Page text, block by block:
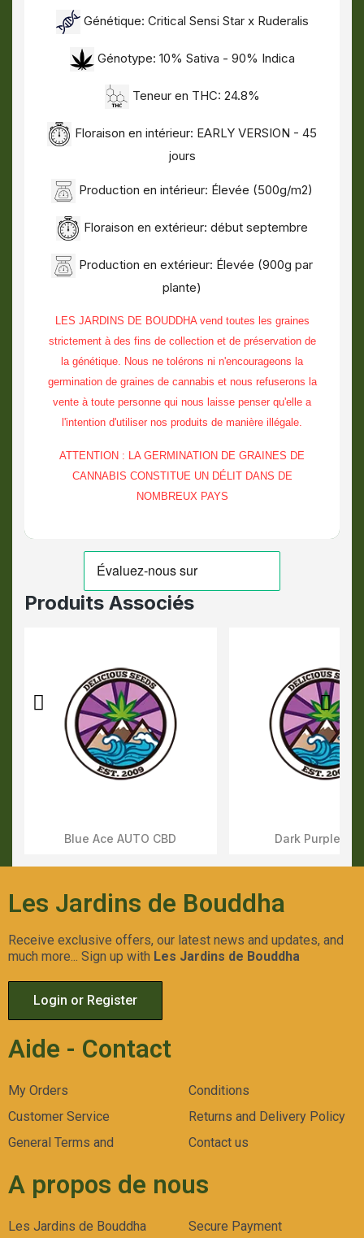
Génétique: Critical Sensi Star x Ruderalis
Génotype: 10% Sativa - 90% Indica
Teneur en THC: 24.8%
Floraison en intérieur: EARLY VERSION - 45
jours
Production en intérieur: Élevée (500g/m2)
Floraison en extérieur: début septembre
Production en extérieur: Élevée (900g par
plante)
LES JARDINS DE BOUDDHA vend toutes les graines
strictement à des fins de collection et de préservation de
la génétique. Nous ne tolérons ni n'encourageons la
germination de graines de cannabis et nous refuserons la
vente à toute personne qui nous laisse penser qu'elle a
l'intention d'utiliser nos produits de manière illégale.
ATTENTION : LA GERMINATION DE GRAINES DE
CANNABIS CONSTITUE UN DÉLIT DANS DE
NOMBREUX PAYS
Produits Associés
Aperçu Rapide
Blue Ace AUTO CBD Aperçu
Dark Purple
Les Jardins de Bouddha
Receive exclusive offers, our latest news and updates, and
much more... Sign up with Les Jardins de Bouddha
Login or Register
Aide - Contact
My Orders
Customer Service
General Terms and
Conditions
Returns and Delivery Policy
Contact us
A propos de nous
Les Jardins de Bouddha Secure Payment